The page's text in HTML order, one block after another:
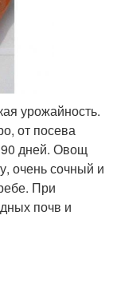
урожайность.
от посева
90 дней. Овощ
очень сочный и
При
почв и